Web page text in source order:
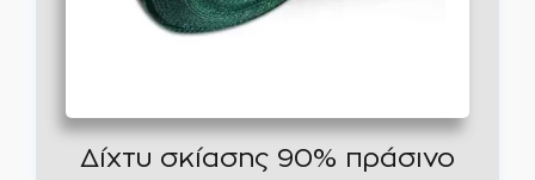
Δίχτυ σκίασης 90% πράσινο